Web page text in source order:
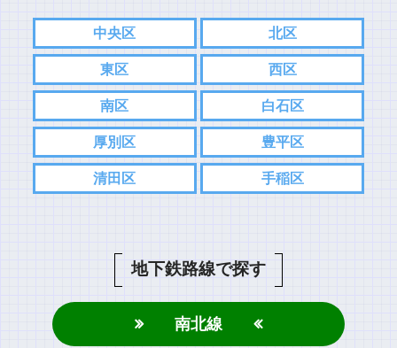
中央区 北区
東区 西区
南区 白石区
厚別区 豊平区
清田区 手稲区
地下鉄路線で探す
南北線